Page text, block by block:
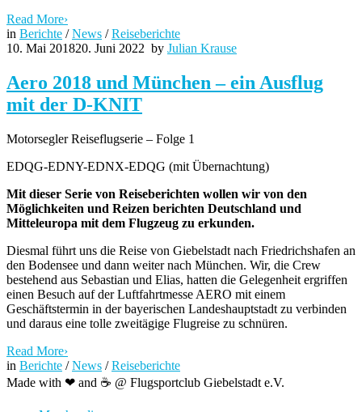
Read More›
in Berichte /News /Reiseberichte
10. Mai 201820. Juni 2022 by Julian Krause
Aero 2018 und München – ein Ausflug
mit der D-KNIT
Motorsegler Reiseflugserie – Folge 1
EDQG-EDNY-EDNX-EDQG (mit Übernachtung)
Mit dieser Serie von Reiseberichten wollen wir von den
Möglichkeiten und Reizen berichten Deutschland und
Mitteleuropa mit dem Flugzeug zu erkunden.
Diesmal führt uns die Reise von Giebelstadt nach Friedrichshafen an
den Bodensee und dann weiter nach München. Wir, die Crew
bestehend aus Sebastian und Elias, hatten die Gelegenheit ergriffen
einen Besuch auf der Luftfahrtmesse AERO mit einem
Geschäftstermin in der bayerischen Landeshauptstadt zu verbinden
und daraus eine tolle zweitägige Flugreise zu schnüren.
Read More›
in Berichte /News /Reiseberichte
Made with ❤ and ☕️ @ Flugsportclub Giebelstadt e.V.